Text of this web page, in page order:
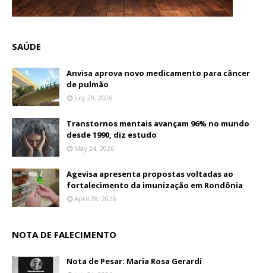
SAÚDE
Anvisa aprova novo medicamento para câncer
de pulmão
July 29, 2026
Transtornos mentais avançam 96% no mundo
desde 1990, diz estudo
May 24, 2026
Agevisa apresenta propostas voltadas ao
fortalecimento da imunização em Rondônia
April 28, 2026
NOTA DE FALECIMENTO
Nota de Pesar: Maria Rosa Gerardi